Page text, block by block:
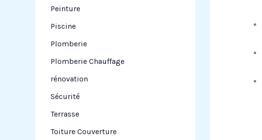
Peinture
Piscine
Plomberie
Plomberie Chauffage
rénovation
Sécurité
Terrasse
Toiture Couverture